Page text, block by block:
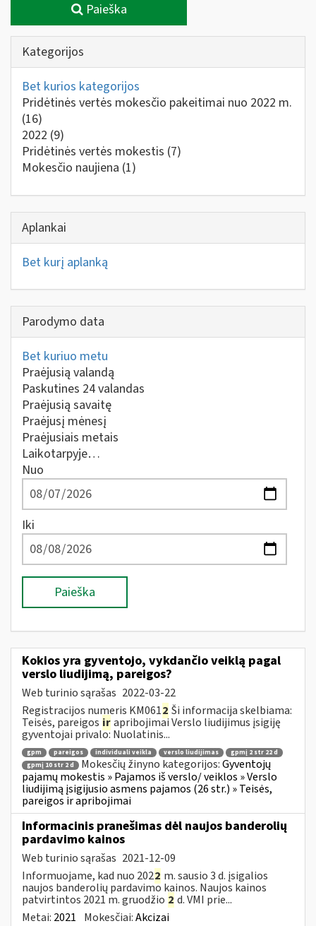
Paieška
Kategorijos
Bet kurios kategorijos
Pridėtinės vertės mokesčio pakeitimai nuo 2022 m.
(16)
2022 (9)
Pridėtinės vertės mokestis (7)
Mokesčio naujiena (1)
Aplankai
Bet kurį aplanką
Parodymo data
Bet kuriuo metu
Praėjusią valandą
Paskutines 24 valandas
Praėjusią savaitę
Praėjusį mėnesį
Praėjusiais metais
Laikotarpyje…
Nuo
Iki
Paieška
Kokios yra gyventojo, vykdančio veiklą pagal
verslo liudijimą, pareigos?
Web turinio sąrašas 2022-03-22
Registracijos numeris KM0612 Ši informacija skelbiama:
Teisės, pareigos irapribojimai Verslo liudijimus įsigiję
gyventojai privalo: Nuolatinis...
gpm pareigos individuali veikla verslo liudijimas
gpmį 2 str 22 d
gpmį 10 str 2 d
Mokesčių žinyno kategorijos:Gyventojų
pajamų mokestis » Pajamos iš verslo/ veiklos » Verslo
liudijimą įsigijusio asmens pajamos (26 str.) » Teisės,
pareigos ir apribojimai
Informacinis pranešimas dėl naujos banderolių
pardavimo kainos
Web turinio sąrašas 2021-12-09
Informuojame, kad nuo 2022 m. sausio 3 d. įsigalios
naujos banderolių pardavimo kainos. Naujos kainos
patvirtintos 2021 m. gruodžio 2 d. VMI prie...
Metai: 2021 Mokesčiai:Akcizai